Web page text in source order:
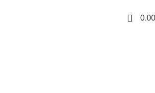
0 0.00